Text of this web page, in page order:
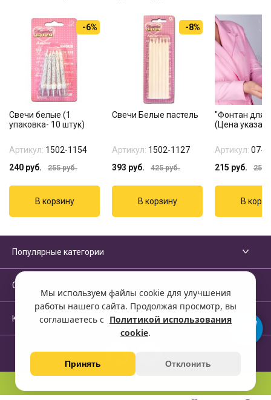
Мы используем файлы cookie для улучшения
работы нашего сайта. Продолжая просмотр, вы
соглашаетесь с Политикой использования
cookie.
Принять Отклонить
-6%
Свечи белые (1
упаковка- 10 штук)
Артикул: 1502-1154
240 руб. 255руб.
-8%
Свечи Белые пастель
Артикул: 1502-1127
393 руб. 425руб.
"Фонтан для
(Цена
Артикул: 07-
215 руб. 255
Популярные категории
Сервисы и помощь
Компания